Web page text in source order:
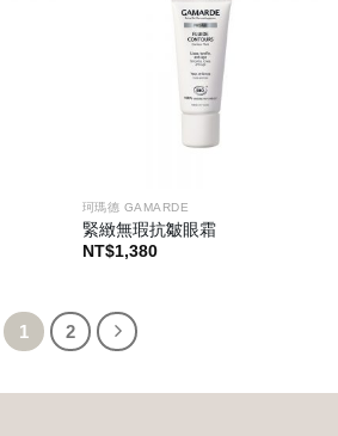
珂瑪德 GAMARDE
緊緻無瑕抗皺眼霜
NT$1,380
1 2